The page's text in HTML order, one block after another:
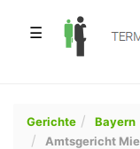
☰
Gerichte Bayern
Amtsgericht